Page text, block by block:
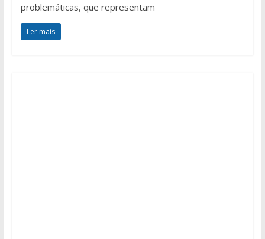
problemáticas, que representam
Ler mais